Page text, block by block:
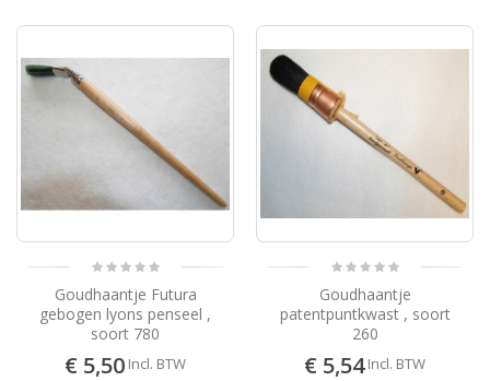
Goudhaantje Futura
gebogen lyons penseel ,
soort 780
€ 5,50 Incl. BTW
Goudhaantje
patentpuntkwast , soort
260
€ 5,54 Incl. BTW